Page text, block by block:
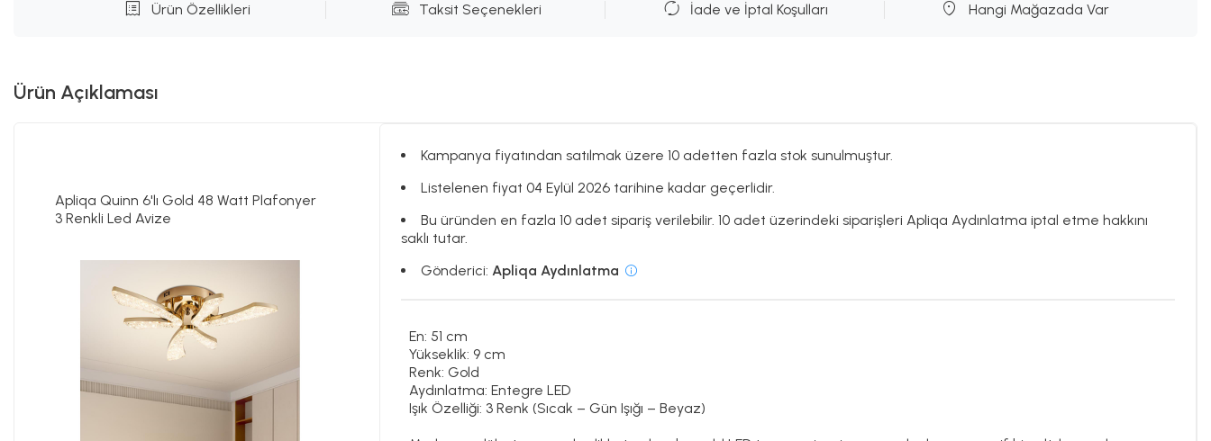
Ürün Özellikleri Taksit Seçenekleri İade ve İptal Koşulları Hangi Mağazada Var
Ürün Açıklaması
Apliqa Quinn 6'lı Gold 48 Watt Plafonyer
3 Renkli Led Avize
Kampanya fiyatından satılmak üzere 10 adetten fazla stok sunulmuştur.
Listelenen fiyat 04 Eylül 2026 tarihine kadar geçerlidir.
Bu üründen en fazla 10 adet sipariş verilebilir. 10 adet üzerindeki siparişleri Apliqa Aydınlatma iptal etme hakkını
saklı tutar.
Gönderici: Apliqa Aydınlatma
En: 51 cm
Yükseklik: 9 cm
Renk: Gold
Aydınlatma: Entegre LED
Işık Özelliği: 3 Renk (Sıcak – Gün Işığı – Beyaz)